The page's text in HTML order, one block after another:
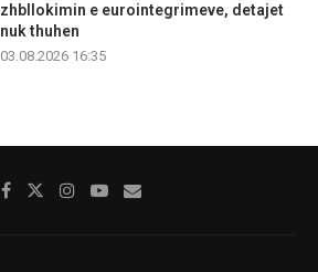
zhbllokimin e eurointegrimeve, detajet
nuk thuhen
03.08.2026 16:35